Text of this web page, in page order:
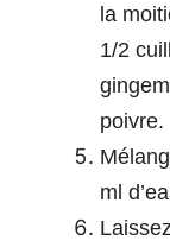
la
1/2
poivre.
ml